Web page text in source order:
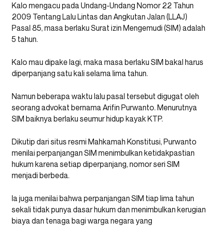
Kalo mengacu pada Undang-Undang Nomor 22 Tahun
2009 Tentang Lalu Lintas dan Angkutan Jalan (LLAJ)
Pasal 85, masa berlaku Surat izin Mengemudi (SIM) adalah
5 tahun.
Kalo mau dipake lagi, maka masa berlaku SIM bakal harus
diperpanjang satu kali selama lima tahun.
Namun beberapa waktu lalu pasal tersebut digugat oleh
seorang advokat bernama Arifin Purwanto. Menurutnya
SIM baiknya berlaku seumur hidup kayak KTP.
Dikutip dari situs resmi Mahkamah Konstitusi, Purwanto
menilai perpanjangan SIM menimbulkan ketidakpastian
hukum karena setiap diperpanjang, nomor seri SIM
menjadi berbeda.
Ia juga menilai bahwa perpanjangan SIM tiap lima tahun
sekali tidak punya dasar hukum dan menimbulkan kerugian
biaya dan tenaga bagi warga negara yang